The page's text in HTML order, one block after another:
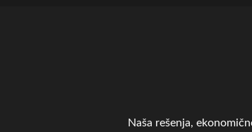
Naša rešenja,